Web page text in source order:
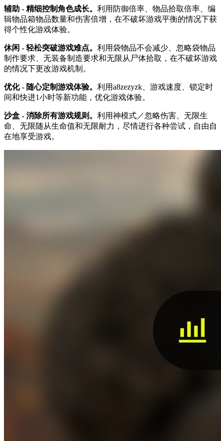
辅助 - 精细控制角色成长。 利用防御倍率、物品拾取倍率、编
辑物品箱物品数量和伤害倍增，在不破坏游戏平衡的情况下获
得个性化游戏体验。
休闲 - 轻松突破游戏难点。 利用袋物品不会减少、忽略袋物品
制作要求、无装备制造要求和无限从尸体拾取，在不破坏游戏
的情况下更改游戏机制。
优化 - 随心定制游戏体验。 利用a8zezyzk、游戏速度、锁定时
间和快进1小时等新功能，优化游戏体验。
沙盒 - 消除所有游戏规则。 利用神模式／忽略伤害、无限生
命、无限随从生命值和无限耐力，尽情进行各种尝试，自由自
在地享受游戏。